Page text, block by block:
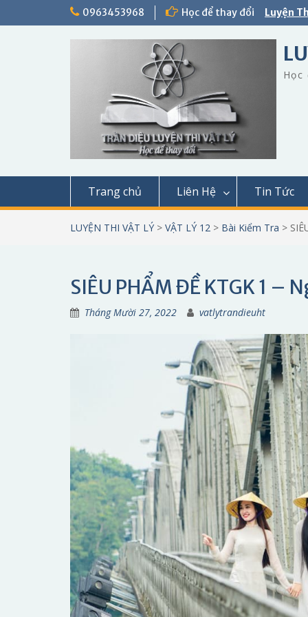
0963453968 Học để thay đổi Luyện
Học
Trang chủ Liên Hệ Tin Tức
LUYỆN THI VẬT LÝ > VẬT LÝ 12 > Bài Kiểm Tra >
SIÊU PHẨM ĐỀ KTGK 1 –
Tháng Mười 27, 2022 vatlytrandieuht